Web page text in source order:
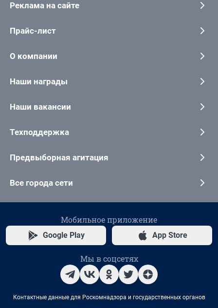
Реклама на сайте
Прайс-лист
О компании
Наши награды
Наши вакансии
Техподдержка
Предвыборная агитация
Все города сети
Мобильное приложение
Google Play App Store
Мы в соцсетях
Контактные данные для Роскомнадзора и государственных органов